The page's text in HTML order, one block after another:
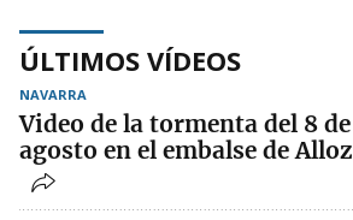
ÚLTIMOS VÍDEOS
NAVARRA
Video de la tormenta del 8 de
agosto en el embalse de Alloz